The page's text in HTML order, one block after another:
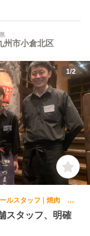
州市小倉北区
1/2
焼肉, 居酒屋 | レストランサービス・ホールスタッフ | 焼肉 ホルモンセンター 焼肉ホルモンセンター
スタッフ、明確